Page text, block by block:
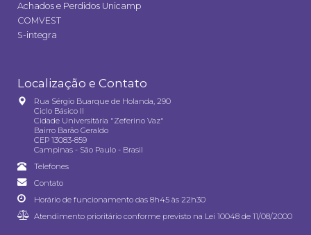
Achados e Perdidos Unicamp
COMVEST
S-integra
Localização e Contato
Rua Sérgio Buarque de Holanda, 290
Ciclo Básico II
Cidade Universitária "Zeferino Vaz"
Bairro Barão Geraldo
CEP 13083-859
Campinas - São Paulo - Brasil
Telefones
Contato
Horário de funcionamento das 8h45 às 22h30
Atendimento prioritário conforme previsto na Lei 10048 de 11/08/2000